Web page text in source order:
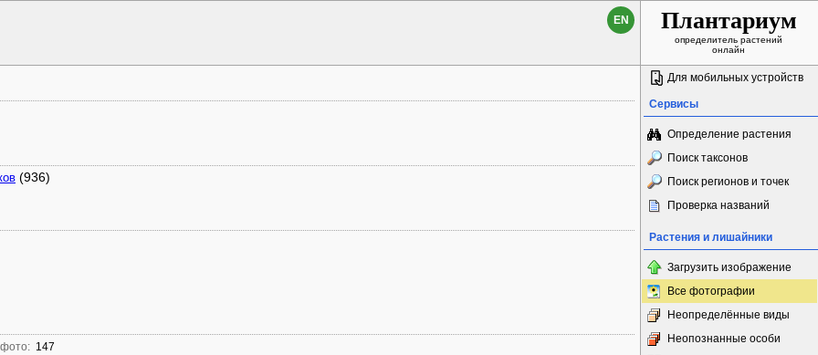
EN Плантариум
определитель растений
онлайн
(936)
147
Для мобильных устройств
Сервисы
Определение растения
Поиск таксонов
Поиск регионов и точек
Проверка названий
Растения и лишайники
Загрузить изображение
Все фотографии
Неопределённые виды
Неопознанные особи